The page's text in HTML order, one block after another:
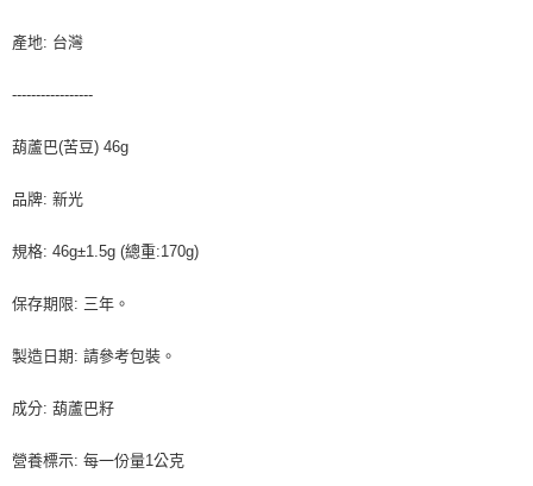
產地: 台灣
-----------------
葫蘆巴(苦豆) 46g
品牌: 新光
規格: 46g±1.5g (總重:170g)
保存期限: 三年。
製造日期: 請參考包裝。
成分: 葫蘆巴籽
營養標示: 每一份量1公克